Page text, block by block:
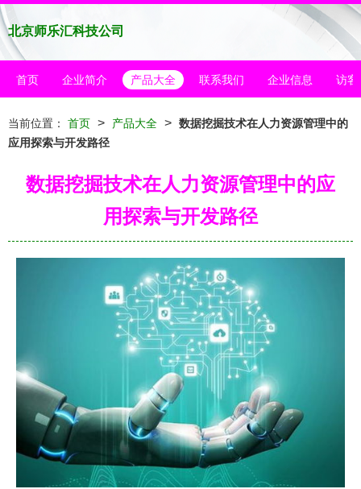
北京师乐汇科技公司
首页 企业简介 产品大全 联系我们 企业信息 访客
当前位置： 首页 > 产品大全 > 数据挖掘技术在人力资源管理中的
应用探索与开发路径
数据挖掘技术在人力资源管理中的应
用探索与开发路径